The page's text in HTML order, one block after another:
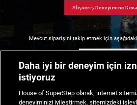
Alışveriş Deneyimine
Mevcut siparişini takip etmek için
Daha iyi bir deneyim için
istiyoruz
House of SuperStep olarak, internet
deneyiminizi iyileştirmek, sitemizdeki